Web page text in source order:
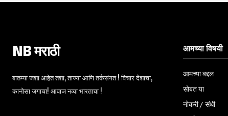
NB मराठी
बातम्या जशा आहेत तशा, ताज्या आणि तर्कसंगत ! विचार देशाचा,
कानोसा जगाचा! आवाज नव्या भारताचा !
आमच्या विषयी
आमच्या बद्दल
सोबत या
नोकरी / संधी